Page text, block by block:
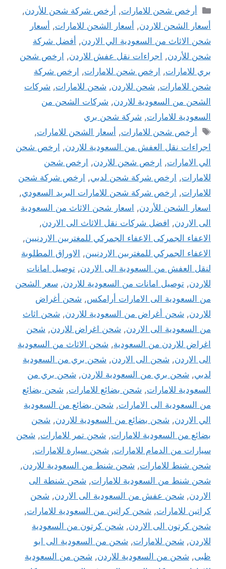
التصنيفات
أرخص شحن للامارات, أرخص شركة شحن للأردن,
أسعار الشحن للاردن, أسعار الشحن للامارات, أسعار
شحن الاثاث من السعودية الي الاردن, أفضل شركة
شحن للأردن, اجراءات نقل عفش للاردن, ارخص شحن
بري للامارات, ارخص شحن للامارات, ارخص شركة
شحن للامارات, شحن للاردن, شحن للامارات, شركات
الشحن من السعودية للاردن, شركات الشحن من
السعودية للامارات, شركة شحن بري
الوسوم
أرخص شحن للامارات, أسعار الشحن للامارات,
اجراءات نقل العفش من السعودية للاردن, ارخص شحن
الي الامارات, ارخص شحن للاردن, ارخص شحن
للامارات, ارخص شركة شحن لدبي, ارخص شركة شحن
للامارات, ارخص شركة شحن للامارات البريد السعودي,
اسعار الشحن للأردن, اسعار شحن الاثاث من السعودية
الى الاردن, افضل شركات نقل الاثاث الى الاردن,
الاعفاء الجمركى الاعفاء الجمركي للمغتربين الاردنيين,
الاعفاء الجمركي للمغتربين الاردنيين, الاوراق المطلوبة
لنقل العفش من السعودية الى الاردن, توصيل امانات
للاردن, توصيل امانات من السعودية للاردن, سعر الشحن
من السعودية الى الامارات أرامكس, شحن أغراض
للاردن, شحن أغراض من السعودية للاردن, شحن اثاث
من السعودية الى الاردن, شحن اغراض للاردن, شحن
اغراض للاردن من السعودية, شحن الاثاث من السعودية
الى الاردن, شحن الى الاردن, شحن بري من السعودية
لدبي, شحن بري من السعودية للاردن, شحن بري من
السعودية للامارات, شحن بضائع للامارات, شحن بضائع
من السعودية الى الامارات, شحن بضائع من السعودية
الي الاردن, شحن بضائع من السعودية للاردن, شحن
بضائع من السعودية للامارات, شحن تمر للامارات, شحن
سيارات من الدمام للامارات, شحن سيارة للامارات,
شحن شنط للامارات, شحن شنط من السعودية للاردن,
شحن شنط من السعودية للامارات, شحن شنطة الى
الاردن, شحن عفش من السعودية الى الاردن, شحن
كراتين للامارات, شحن كراتين من السعودية للامارات,
شحن كرتون الى الاردن, شحن كرتون من السعودية
للاردن, شحن للامارات, شحن من السعودية الى ابو
ظبى, شحن من السعودية للاردن, شحن من السعودية